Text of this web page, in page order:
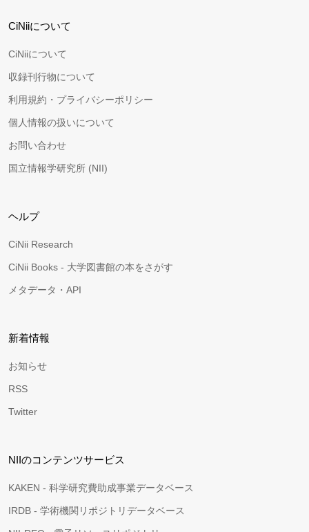
CiNiiについて
CiNiiについて
収録刊行物について
利用規約・プライバシーポリシー
個人情報の扱いについて
お問い合わせ
国立情報学研究所 (NII)
ヘルプ
CiNii Research
CiNii Books - 大学図書館の本をさがす
メタデータ・API
新着情報
お知らせ
RSS
Twitter
NIIのコンテンツサービス
KAKEN - 科学研究費助成事業データベース
IRDB - 学術機関リポジトリデータベース